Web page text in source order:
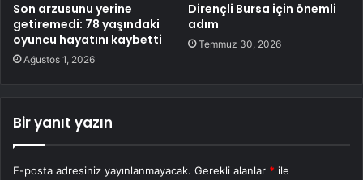
Son arzusunu yerine
getiremedi: 78 yaşındaki
oyuncu hayatını kaybetti
Ağustos 1, 2026
Dirençli Bursa için önemli
adım
Temmuz 30, 2026
Bir yanıt yazın
E-posta adresiniz yayınlanmayacak. Gerekli alanlar * ile